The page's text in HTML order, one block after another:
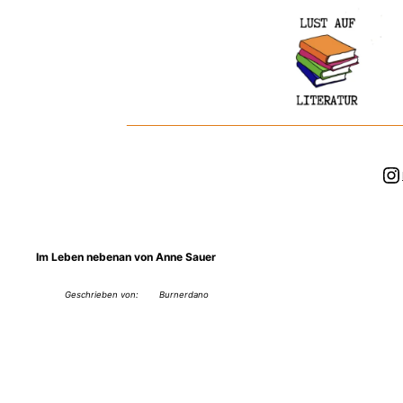
Im Leben nebenan von Anne Sauer
Geschrieben von: Burnerdano